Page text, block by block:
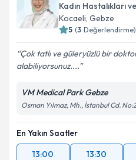
Kadın Hastalıkları
Kocaeli, Gebze
5 (3 Değerlendirme)
Çok tatlı ve güleryüzlü bir
alabiliyorsunuz....
VM Medical Park Gebze
Osman Yılmaz, Mh., İstanbul Cd.
En Yakın Saatler
13:00
13:30